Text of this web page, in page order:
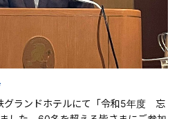
グランドホテルにて「令和5年度 忘